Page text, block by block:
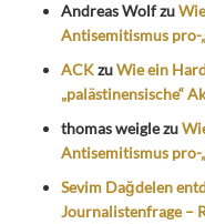
Andreas Wolfzu
Antisemitismus pro-
ACKzuWie ein
„palästinensische“
thomas weiglezu
Antisemitismus pro-
Sevim Dağdelen
Journalistenfrage –